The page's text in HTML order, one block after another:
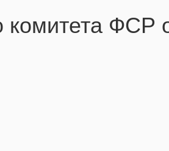
комитета ФСР